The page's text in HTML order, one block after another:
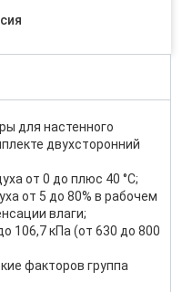
для настенного
двухсторонний
от 0 до плюс 40 °С;
от 5 до 80% в рабочем
влаги;
106,7 кПа (от 630 до 800
факторов группа